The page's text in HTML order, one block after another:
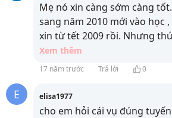
Mẹ nó xin càng sớm càng
sang năm 2010 mới vào học
xin từ tết 2009 rồi. Nhưng
Xem thêm
17 năm trước Trả lời 0
E elisa1977
cho em hỏi cái vụ đúng